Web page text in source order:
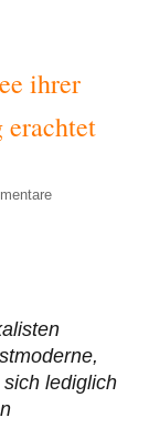
ihrer
lediglich